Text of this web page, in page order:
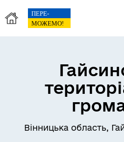
Вінницька область,